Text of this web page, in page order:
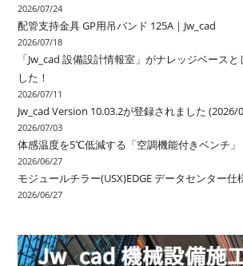
2026/07/24
配管支持金具 GP用吊バンド 125A｜Jw_cad
2026/07/18
「Jw_cad 設備設計情報室」がナレッジベース
した！
2026/07/11
Jw_cad Version 10.03.2が登録されました (2026/
2026/07/03
体感温度を5℃低減する「空調機能付きベンチ」
2026/06/27
モジュールチラー(USX)EDGE データセンター仕
2026/06/27